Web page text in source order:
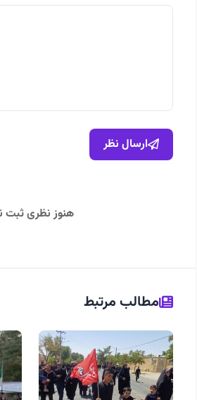
ارسال نظر
هنوز نظری ثبت
مطالب مرتبط